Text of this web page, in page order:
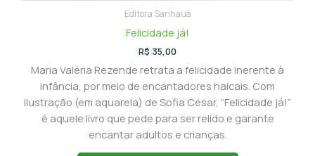
Editora Sanhauá
Felicidade já!
R$ 35,00
Maria Valéria Rezende retrata a felicidade inerente à
infância, por meio de encantadores haicais. Com
ilustração (em aquarela) de Sofia César, “Felicidade já!”
é aquele livro que pede para ser relido e garante
encantar adultos e crianças.